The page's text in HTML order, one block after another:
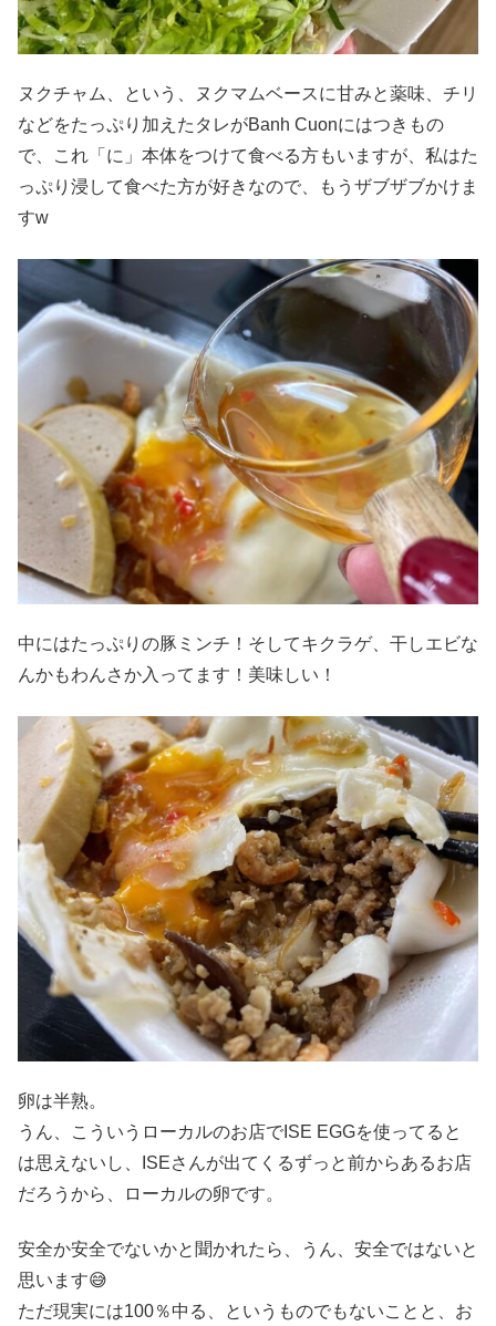
ヌクチャム、という、ヌクマムベースに甘みと薬味、チリ
などをたっぷり加えたタレがBanh Cuonにはつきもの
で、これ「に」本体をつけて食べる方もいますが、私はた
っぷり浸して食べた方が好きなので、もうザブザブかけま
すw
中にはたっぷりの豚ミンチ！そしてキクラゲ、干しエビな
んかもわんさか入ってます！美味しい！
卵は半熟。
うん、こういうローカルのお店でISE EGGを使ってると
は思えないし、ISEさんが出てくるずっと前からあるお店
だろうから、ローカルの卵です。
安全か安全でないかと聞かれたら、うん、安全ではないと
思います😅
ただ現実には100％中る、というものでもないことと、お